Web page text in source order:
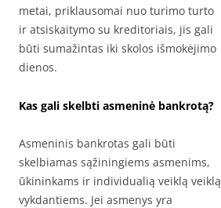
metai, priklausomai nuo turimo turto
ir atsiskaitymo su kreditoriais, jis gali
būti sumažintas iki skolos išmokėjimo
dienos.
Kas gali skelbti asmeninė bankrotą?
Asmeninis bankrotas gali būti
skelbiamas sąžiningiems asmenims,
ūkininkams ir individualią veiklą veiklą
vykdantiems. Jei asmenys yra